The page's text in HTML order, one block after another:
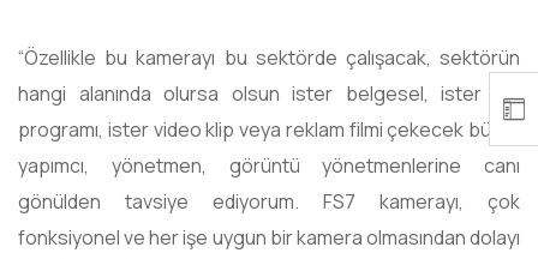
“Özellikle bu kamerayı bu sektörde çalışacak, sektörün
hangi alanında olursa olsun ister belgesel, ister TV
programı, ister video klip veya reklam filmi çekecek bütün
yapımcı, yönetmen, görüntü yönetmenlerine canı
gönülden tavsiye ediyorum. FS7 kamerayı, çok
fonksiyonel ve her işe uygun bir kamera olmasından dolayı